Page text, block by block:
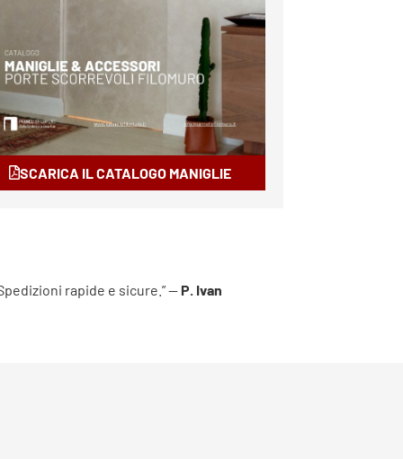
SCARICA IL CATALOGO MANIGLIE
rapide e sicure.” — P. Ivan